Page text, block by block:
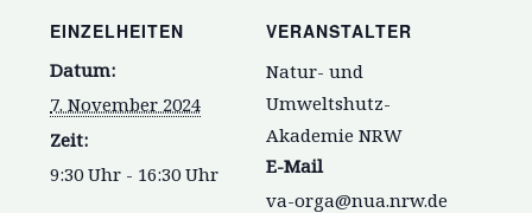
EINZELHEITEN
Datum:
7. November 2024
Zeit:
9:30 Uhr - 16:30 Uhr
VERANSTALTER
Natur- und
Umweltshutz-
Akademie NRW
E-Mail
va-orga@nua.nrw.de